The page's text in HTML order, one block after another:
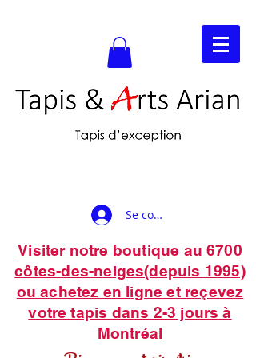
Se connecter
Visiter notre boutique au 6700
côtes-des-neiges(depuis 1995)
ou achetez en ligne et reçevez
votre tapis dans 2-3 jours à
Montréal